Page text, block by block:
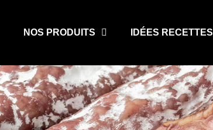
NOS PRODUITS IDÉES RECETTES